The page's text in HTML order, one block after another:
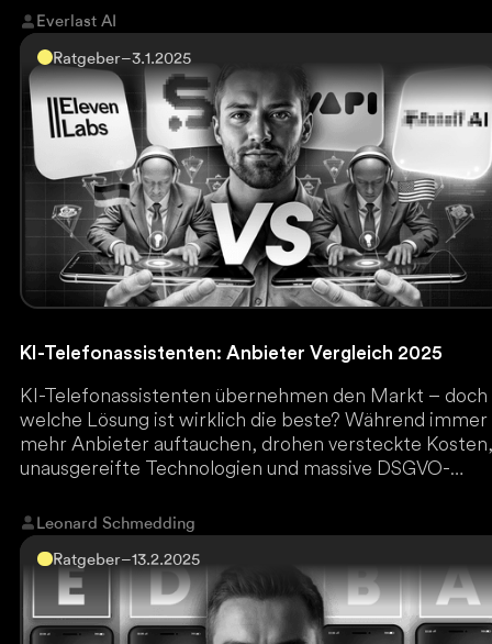
Abläufe zu optimieren, zu automatisieren und
zukunftssicher zu machen.
Everlast AI
Ratgeber–3.1.2025
KI-Telefonassistenten: Anbieter Vergleich 2025
KI-Telefonassistenten übernehmen den Markt – doch
welche Lösung ist wirklich die beste? Während immer
mehr Anbieter auftauchen, drohen versteckte
unausgereifte Technologien und massive DSGVO-
Automatisierungen in Deutschland, hat als erster den
gesamten Markt durchleuchtet und zeigt, welche
Plattform wirklich funktioniert. Jetzt den ultimativen
Anbieter-Vergleich lesen und teure
vermeiden!
Leonard Schmedding
Ratgeber–13.2.2025